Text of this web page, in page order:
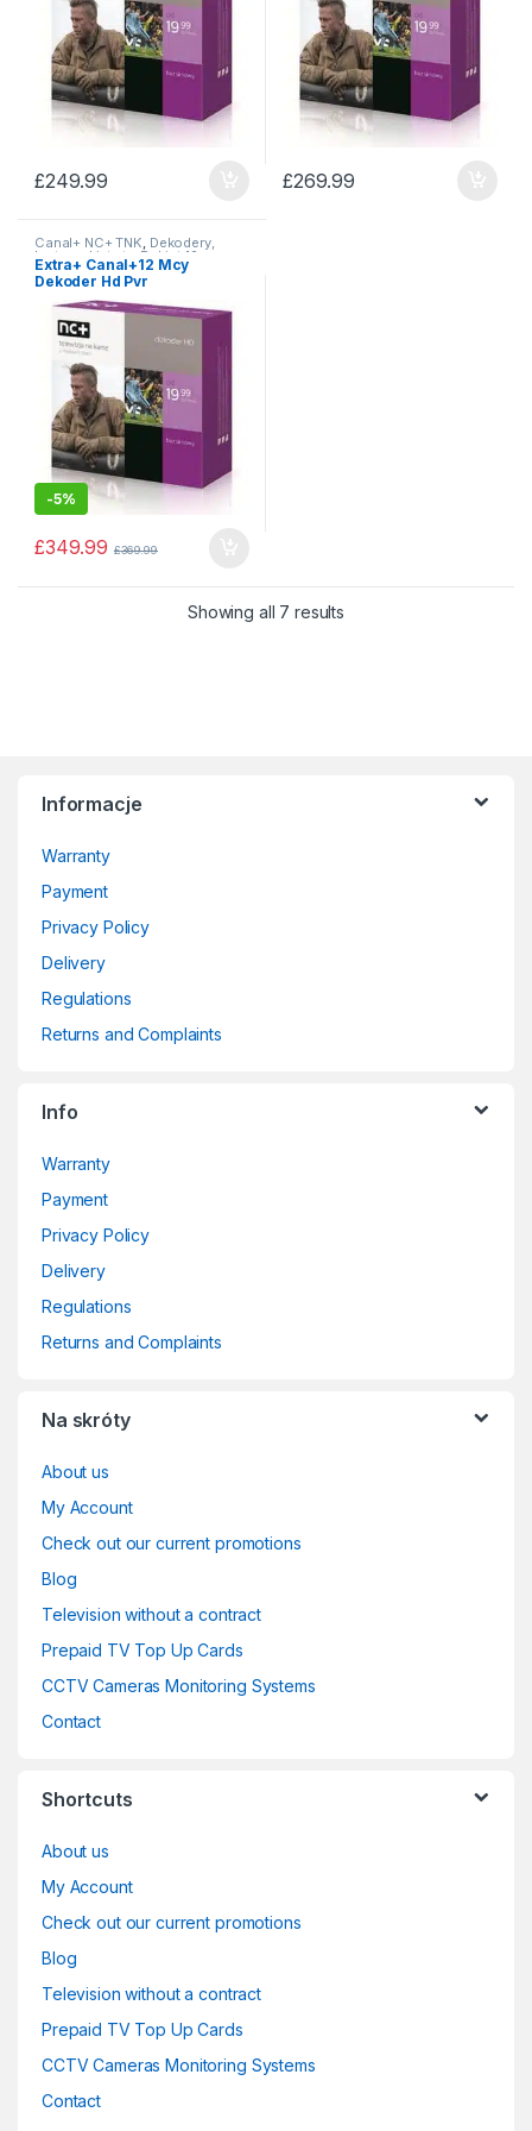
£249.99 £269.99
Canal+ NC+ TNK, Dekodery,
karty, pakiety tv ,Pakiet 12 mcy
Telewizja Na Kartę
Extra+ Canal+12 Mcy
Dekoder Hd Pvr
-5%
£349.99 £369.99
Showing all 7 results
Informacje
Warranty
Payment
Privacy Policy
Delivery
Regulations
Returns and Complaints
Info
Warranty
Payment
Privacy Policy
Delivery
Regulations
Returns and Complaints
Na skróty
About us
My Account
Check out our current promotions
Blog
Television without a contract
Prepaid TV Top Up Cards
CCTV Cameras Monitoring Systems
Contact
Shortcuts
About us
My Account
Check out our current promotions
Blog
Television without a contract
Prepaid TV Top Up Cards
CCTV Cameras Monitoring Systems
Contact